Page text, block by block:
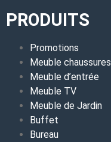
PRODUITS
Promotions
Meuble chaussures
Meuble d’entrée
Meuble TV
Meuble de Jardin
Buffet
Bureau